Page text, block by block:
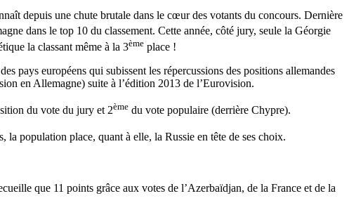
depuis une chute brutale dans le cœur des votants du concours. Dernière
dans le top 10 du classement. Cette année, côté jury, seule la Géorgie
la classant même à la 3ème place !
pays européens qui subissent les répercussions des positions allemandes
en Allemagne) suite à l’édition 2013 de l’Eurovision.
du vote du jury et 2ème du vote populaire (derrière Chypre).
la population place, quant à elle, la Russie en tête de ses choix.
que 11 points grâce aux votes de l’Azerbaïdjan, de la France et de la